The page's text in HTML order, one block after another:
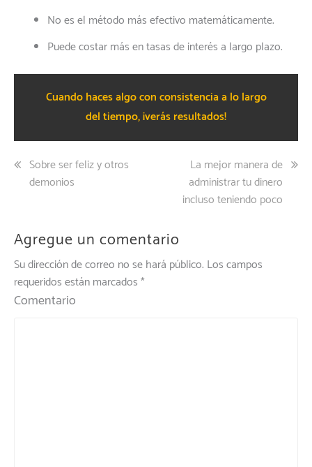
No es el método más efectivo matemáticamente.
Puede costar más en tasas de interés a largo plazo.
Cuando haces algo con consistencia a lo largo
del tiempo, ¡verás resultados!
Navegación
de
Sobre ser feliz y otros
demonios
La mejor manera de
administrar tu dinero
incluso teniendo poco
Agregue un comentario
Su dirección de correo no se hará público. Los campos
requeridos están marcados*
Comentario